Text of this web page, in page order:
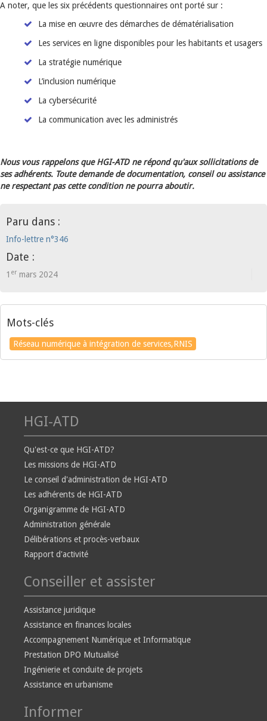
A noter, que les six précédents questionnaires ont porté sur :
La mise en œuvre des démarches de dématérialisation
Les services en ligne disponibles pour les habitants et usagers
La stratégie numérique
L’inclusion numérique
La cybersécurité
La communication avec les administrés
Nous vous rappelons que HGI-ATD ne répond qu'aux sollicitations de
ses adhérents. Toute demande de documentation, conseil ou assistance
ne respectant pas cette condition ne pourra aboutir.
Paru dans :
Info-lettre n°346
Date :
1 er mars 2024
Mots-clés
Réseau numérique à intégration de services,RNIS
HGI-ATD
Qu'est-ce que HGI-ATD?
Les missions de HGI-ATD
Le conseil d'administration de HGI-ATD
Les adhérents de HGI-ATD
Organigramme de HGI-ATD
Administration générale
Délibérations et procès-verbaux
Rapport d'activité
Conseiller et assister
Assistance juridique
Assistance en finances locales
Accompagnement Numérique et Informatique
Prestation DPO Mutualisé
Ingénierie et conduite de projets
Assistance en urbanisme
Informer